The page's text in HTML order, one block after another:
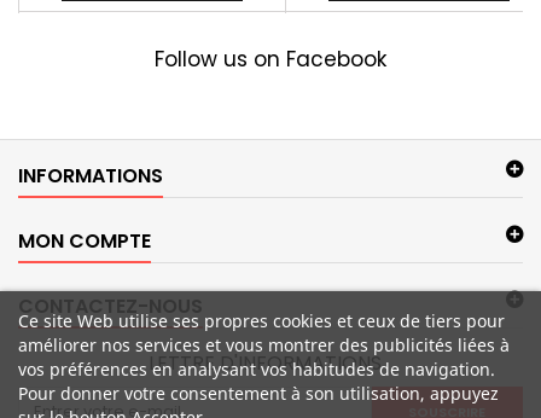
Follow us on Facebook
INFORMATIONS
MON COMPTE
CONTACTEZ-NOUS
LETTRE D'INFORMATIONS
Ce site Web utilise ses propres cookies et ceux de tiers pour
améliorer nos services et vous montrer des publicités liées à
vos préférences en analysant vos habitudes de navigation.
Pour donner votre consentement à son utilisation, appuyez